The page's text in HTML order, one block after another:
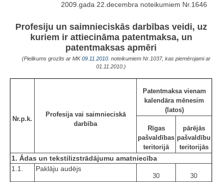
2009.gada 22.decembra noteikumiem Nr.1646
Profesiju un saimnieciskās darbības veidi, uz
kuriem ir attiecināma patentmaksa, un
patentmaksas apmēri
(Pielikums grozīts ar MK09.11.2010. noteikumiem Nr.1037, kas piemērojami ar
01.11.2010.)
Nr.p.k.
Profesija vai saimnieciskā
darbība
Patentmaksa vienam
kalendāra mēnesim
(latos)
Rīgas
pašvaldības
teritorijā
pārējās
pašvaldību
teritorijās
1. Ādas un tekstilizstrādājumu amatniecība
1.1.
Paklāju audējs
30 30